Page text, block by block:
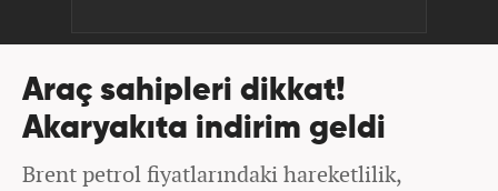
Araç sahipleri dikkat!
Akaryakıta indirim geldi
Brent petrol fiyatlarındaki hareketlilik,